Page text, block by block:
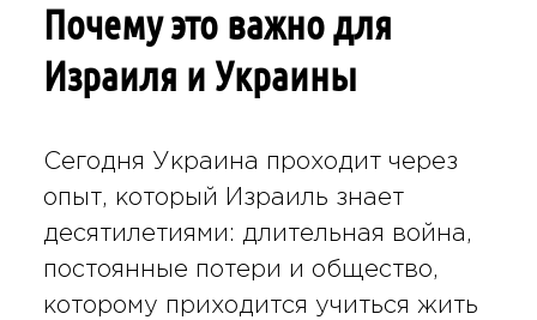
Почему это важно для
Израиля и Украины
Сегодня Украина проходит через
опыт, который Израиль знает
десятилетиями: длительная война,
постоянные потери и общество,
которому приходится учиться жить